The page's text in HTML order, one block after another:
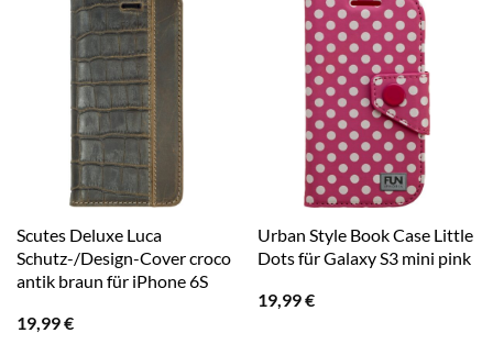
Scutes Deluxe Luca
Schutz-/Design-Cover croco
antik braun für iPhone 6S
19,99€
Urban Style Book Case Little
Dots für Galaxy S3 mini pink
19,99€